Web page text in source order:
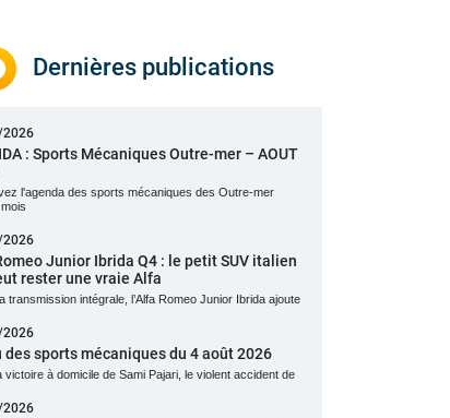
Dernières publications
: Sports Mécaniques Outre-mer – AOUT
l'agenda des sports mécaniques des Outre-mer
Junior Ibrida Q4 : le petit SUV italien
rester une vraie Alfa
transmission intégrale, l’Alfa Romeo Junior Ibrida ajoute
des sports mécaniques du 4 août 2026
victoire à domicile de Sami Pajari, le violent accident de